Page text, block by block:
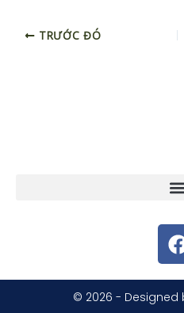
TRƯỚC ĐÓ
© 2026 - Designed